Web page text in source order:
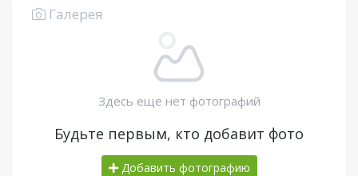
Галерея
Здесь еще нет фотографий
Будьте первым, кто добавит фото
Добавить фотографию